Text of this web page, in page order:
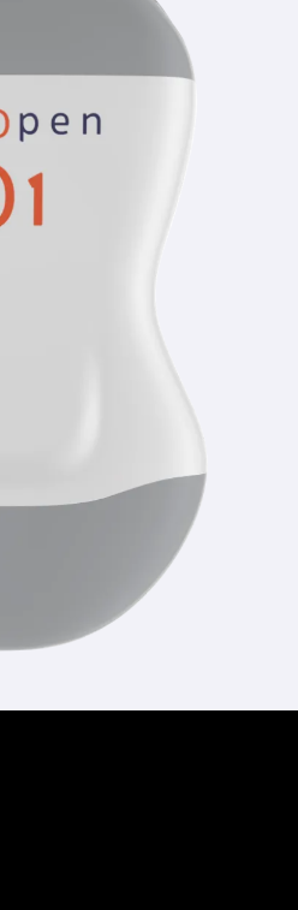
mise à
est pensée avec un objectif
de santé. La version 2.40
l’analyse, la pédagogie et
des